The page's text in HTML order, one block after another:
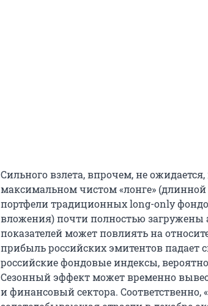
Сильного взлета, впрочем, не
максимальном чистом «лонге» (длинной
портфели традиционных long-only
вложения) почти полностью
показателей может повлиять на
прибыль российских эмитентов падает
российские фондовые индексы,
Сезонный эффект может временно
и финансовый сектора. Соответственно,